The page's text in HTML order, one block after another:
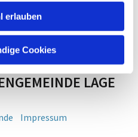
erlauben
Cookies
LAGE
Impressum